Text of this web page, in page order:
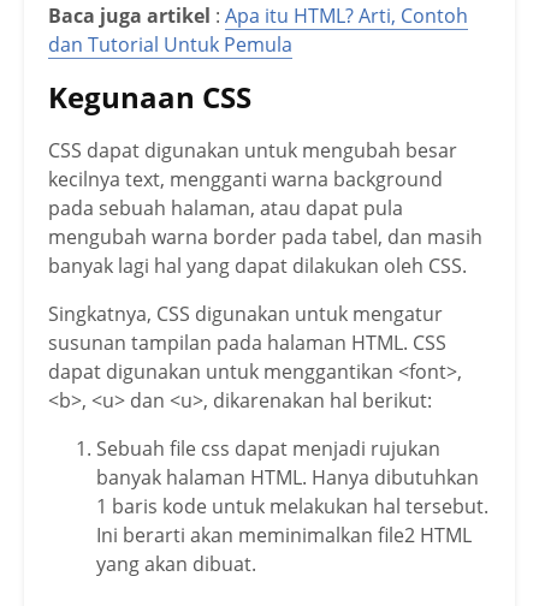
Baca juga artikel : Apa itu HTML? Arti, Contoh
dan Tutorial Untuk Pemula
Kegunaan CSS
CSS dapat digunakan untuk mengubah besar
kecilnya text, mengganti warna background
pada sebuah halaman, atau dapat pula
mengubah warna border pada tabel, dan masih
banyak lagi hal yang dapat dilakukan oleh CSS.
Singkatnya, CSS digunakan untuk mengatur
susunan tampilan pada halaman HTML. CSS
dapat digunakan untuk menggantikan <font>,
<b>, <u> dan <u>, dikarenakan hal berikut:
Sebuah file css dapat menjadi rujukan
banyak halaman HTML. Hanya dibutuhkan
1 baris kode untuk melakukan hal tersebut.
Ini berarti akan meminimalkan file2 HTML
yang akan dibuat.